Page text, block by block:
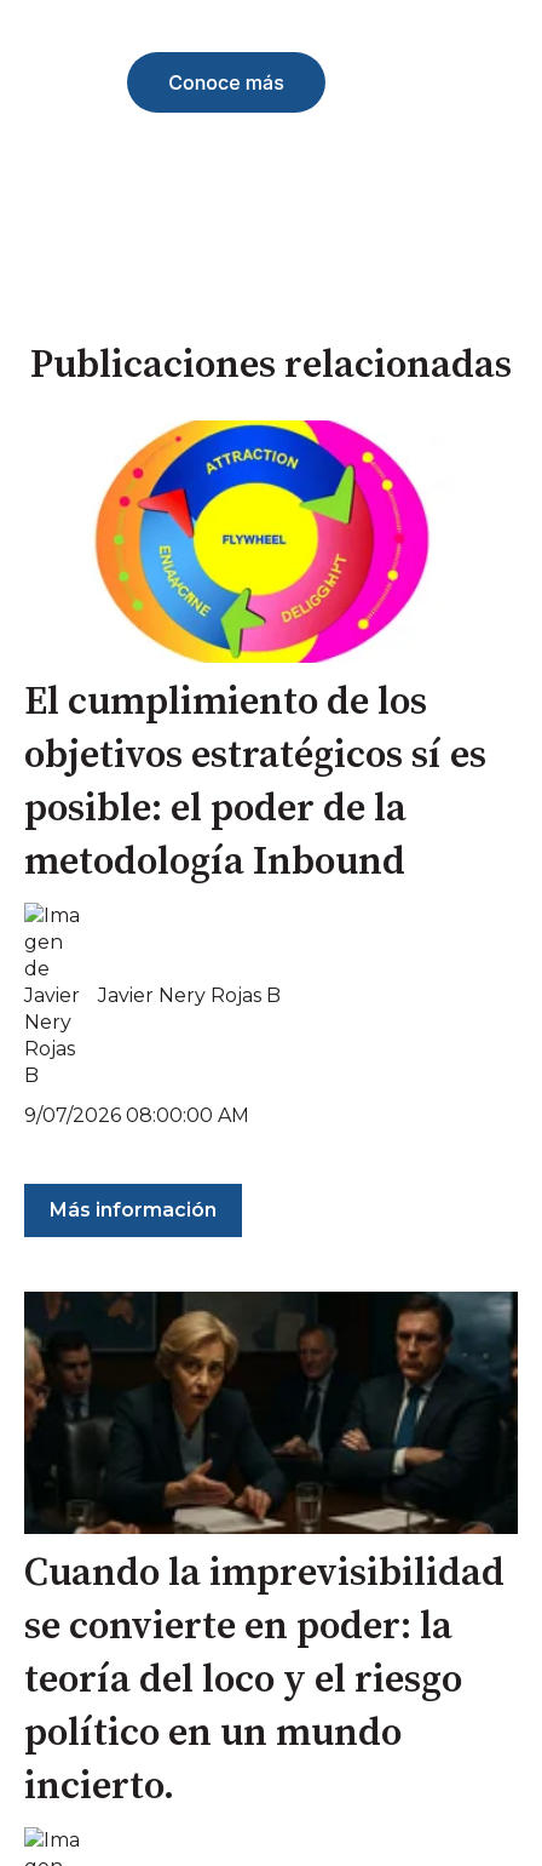
Publicaciones relacionadas
El cumplimiento de los
objetivos estratégicos sí es
posible: el poder de la
metodología Inbound
Javier Nery Rojas B
9/07/2026 08:00:00 AM
Más información
Cuando la imprevisibilidad
se convierte en poder: la
teoría del loco y el riesgo
político en un mundo
incierto.